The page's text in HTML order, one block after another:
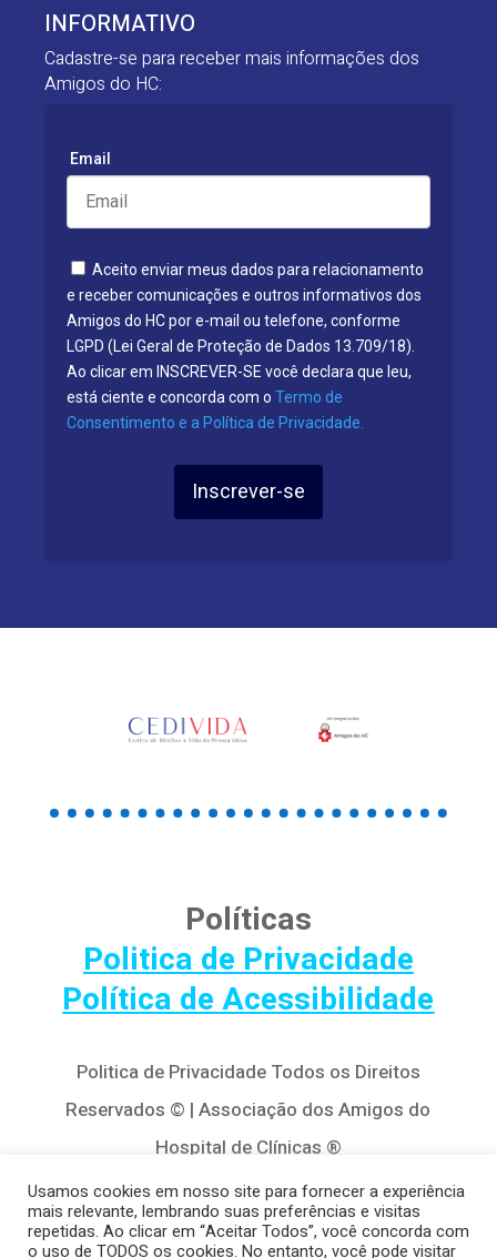
INFORMATIVO
Cadastre-se para receber mais informações dos
Amigos do HC:
Email
Aceito enviar meus dados para relacionamento
e receber comunicações e outros informativos dos
Amigos do HC por e-mail ou telefone, conforme
LGPD (Lei Geral de Proteção de Dados 13.709/18).
Ao clicar em INSCREVER-SE você declara que leu,
está ciente e concorda com o Termo de
Consentimento e a Política de Privacidade.
Inscrever-se
Políticas
Politica de Privacidade
Política de Acessibilidade
Politica de Privacidade Todos os Direitos
Reservados © | Associação dos Amigos do
Hospital de Clínicas ®
Av. Agostinho Leão Jr, 320 – Alto da Glória,
80030-110, Curitiba / PR
Usamos cookies em nosso site para fornecer a experiência
mais relevante, lembrando suas preferências e visitas
repetidas. Ao clicar em “Aceitar Todos”, você concorda com
o uso de TODOS os cookies. No entanto, você pode visitar